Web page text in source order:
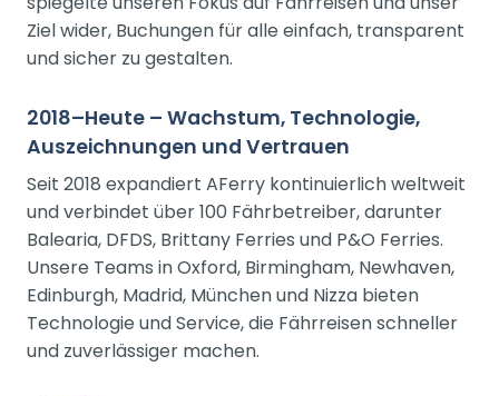
Ziel wider, Buchungen für alle einfach, transparent
und sicher zu gestalten.
2018–Heute – Wachstum, Technologie,
Auszeichnungen und Vertrauen
Seit 2018 expandiert AFerry kontinuierlich weltweit
und verbindet über 100 Fährbetreiber, darunter
Balearia, DFDS, Brittany Ferries und P&O Ferries.
Unsere Teams in Oxford, Birmingham, Newhaven,
Edinburgh, Madrid, München und Nizza bieten
Technologie und Service, die Fährreisen schneller
und zuverlässiger machen.